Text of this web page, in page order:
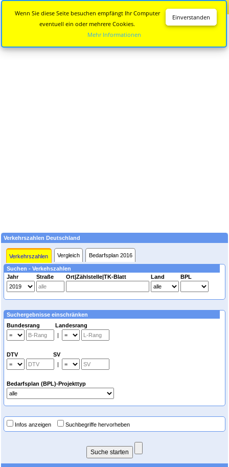
Verkehrszahlen Deutschland
Verkehrszahlen Vergleich Bedarfsplan 2016
Suchen - Verkehszahlen
Jahr
Straße Ort|Zählstelle|TK-Blatt Land BPL
Suchergebnisse einschränken
Bundesrang Landesrang
|
DTV SV
|
Bedarfsplan (BPL)-Projekttyp
Infos anzeigen Suchbegriffe hervorheben
Einverstanden
Wenn Sie diese Seite besuchen empfängt Ihr Computer
eventuell ein oder mehrere Cookies.
Mehr Informationen